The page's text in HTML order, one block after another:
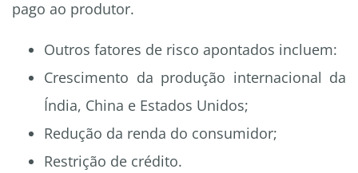
pago ao produtor.
Outros fatores de risco apontados incluem:
Crescimento da produção internacional da
Índia, China e Estados Unidos;
Redução da renda do consumidor;
Restrição de crédito.